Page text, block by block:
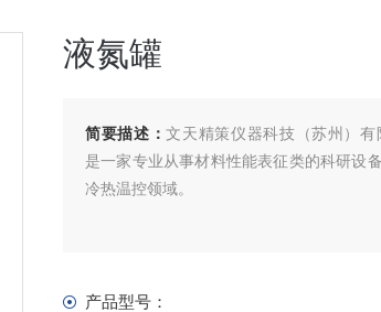
液氮罐
简要描述：文天精策仪器科技（苏州）有
是一家专业从事材料性能表征类的科研设
冷热温控领域。
产品型号：